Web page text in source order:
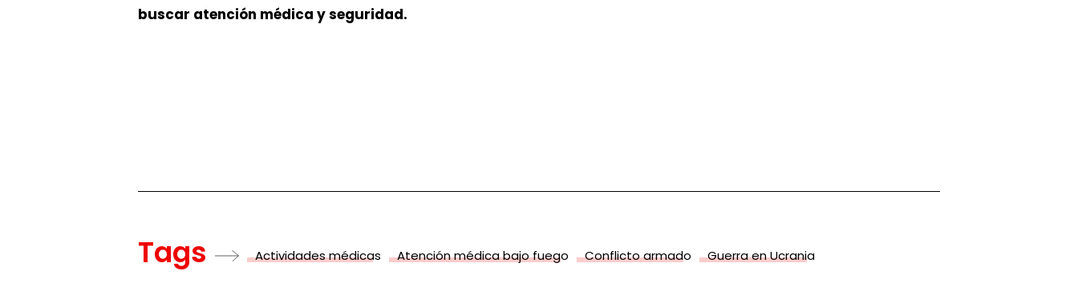
buscar atención médica y seguridad.
Tags Actividades médicas Atención médica bajo fuego Conflicto armado Guerra en Ucrania